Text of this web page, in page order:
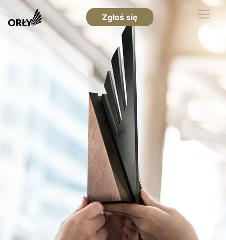
Zgłoś się